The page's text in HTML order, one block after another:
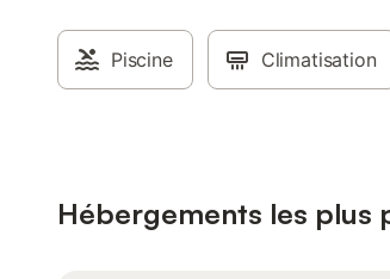
Piscine Climatisation
Hébergements les plus